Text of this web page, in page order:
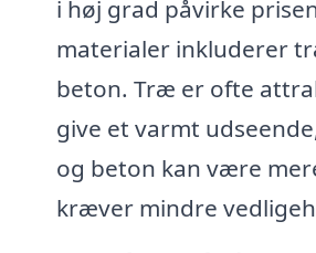
i høj grad påvirke
materialer inkluderer
beton. Træ er ofte
give et varmt
og beton kan være
kræver mindre